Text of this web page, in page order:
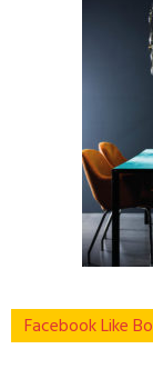
Facebook Like